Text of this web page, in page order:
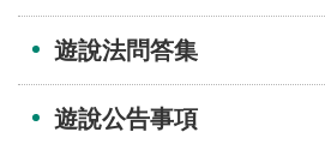
遊說法問答集
遊說公告事項